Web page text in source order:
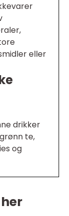
eller
drikker
te,
og